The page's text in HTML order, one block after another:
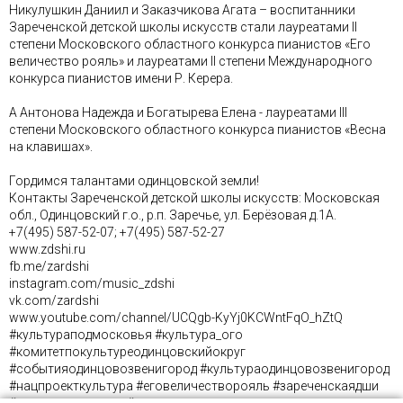
Никулушкин Даниил и Заказчикова Агата – воспитанники
Зареченской детской школы искусств стали лауреатами II
степени Московского областного конкурса пианистов «Его
величество рояль» и лауреатами II степени Международного
конкурса пианистов имени Р. Керера.
А Антонова Надежда и Богатырева Елена - лауреатами III
степени Московского областного конкурса пианистов «Весна
на клавишах».
Гордимся талантами одинцовской земли!
Контакты Зареченской детской школы искусств: Московская
обл., Одинцовский г.о., р.п. Заречье, ул. Берёзовая д.1А.
+7(495) 587-52-07; +7(495) 587-52-27
www.zdshi.ru
fb.me/zardshi
instagram.com/music_zdshi
vk.com/zardshi
www.youtube.com/channel/UCQgb-KyYj0KCWntFqO_hZtQ
#культураподмосковья #культура_ого
#комитетпокультуреодинцовскийокруг
#событияодинцовозвенигород #культураодинцовозвенигород
#нацпроекткультура #еговеличестворояль #зареченскаядши